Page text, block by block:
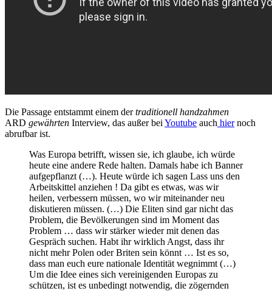
Die Passage entstammt einem dertraditionell handzahmen
ARD gewährten Interview, das außer bei Youtube auch hiernoch
abrufbar ist.
Was Europa betrifft, wissen sie, ich glaube, ich würde
heute eine andere Rede halten. Damals habe ich Banner
aufgepflanzt (…). Heute würde ich sagen Lass uns den
Arbeitskittel anziehen ! Da gibt es etwas, was wir
heilen, verbessern müssen, wo wir miteinander neu
diskutieren müssen. (…) Die Eliten sind gar nicht das
Problem, die Bevölkerungen sind im Moment das
Problem … dass wir stärker wieder mit denen das
Gespräch suchen. Habt ihr wirklich Angst, dass ihr
nicht mehr Polen oder Briten sein könnt … Ist es so,
dass man euch eure nationale Identität wegnimmt (…)
Um die Idee eines sich vereinigenden Europas zu
schützen, ist es unbedingt notwendig, die zögernden